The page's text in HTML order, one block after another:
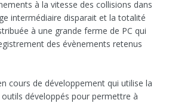
à la vitesse des collisions dans
intermédiaire disparait et la totalité
à une grande ferme de PC qui
des évènements retenus
cours de développement qui utilise la
développés pour permettre à